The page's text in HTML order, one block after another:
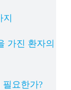
가진 환자의
요한가?